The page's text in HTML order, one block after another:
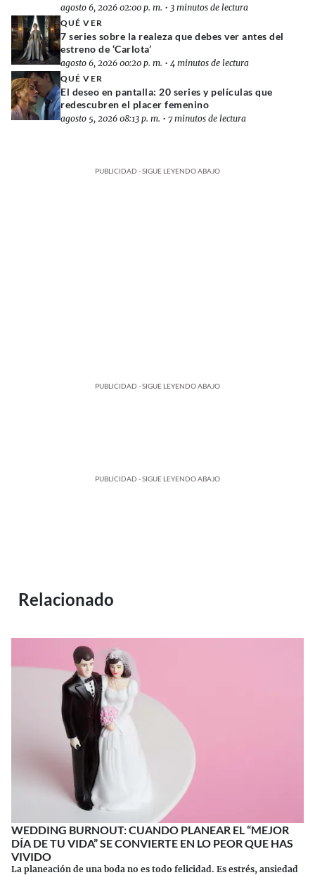
agosto 6, 2026 02:00 p. m. • 3 minutos de lectura
QUÉ VER
7 series sobre la realeza que debes ver antes del
estreno de ‘Carlota’
agosto 6, 2026 00:20 p. m. • 4 minutos de lectura
QUÉ VER
El deseo en pantalla: 20 series y películas que
redescubren el placer femenino
agosto 5, 2026 08:13 p. m. • 7 minutos de lectura
PUBLICIDAD - SIGUE LEYENDO ABAJO
PUBLICIDAD - SIGUE LEYENDO ABAJO
PUBLICIDAD - SIGUE LEYENDO ABAJO
Relacionado
WEDDING BURNOUT: CUANDO PLANEAR EL “MEJOR
DÍA DE TU VIDA” SE CONVIERTE EN LO PEOR QUE HAS
VIVIDO
La planeación de una boda no es todo felicidad. Es estrés, ansiedad